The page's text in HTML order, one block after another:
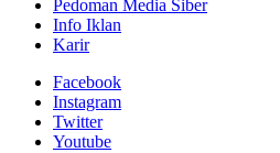
Pedoman Media Siber
Info Iklan
Karir
Facebook
Instagram
Twitter
Youtube